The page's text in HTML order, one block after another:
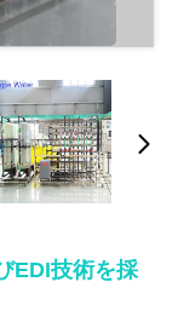
EDI技術を採